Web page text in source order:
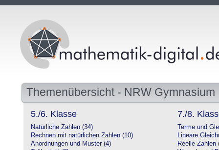
Themenübersicht - NRW Gymnasium
5./6. Klasse
Natürliche Zahlen (34)
Rechnen mit natürlichen Zahlen (10)
Anordnungen und Muster (4)
7./8.
Terme und
Lineare
Reelle Zahlen